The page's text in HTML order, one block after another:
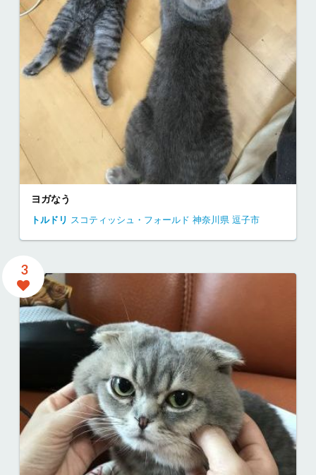
ヨガなう
トルドリ スコティッシュ・フォールド 神奈川県 逗子市
3